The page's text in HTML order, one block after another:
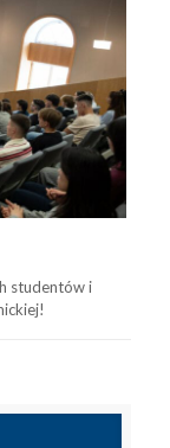
studentów i